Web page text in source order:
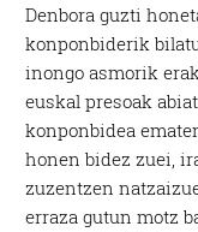
Denbora guzti
konponbiderik
inongo asmorik
euskal presoak
konponbidea
honen bidez zuei,
zuzentzen
erraza gutun motz